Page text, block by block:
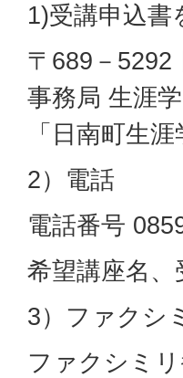
1)受講申込
〒689－5292
事務局 生涯
「日南町生
2）電話
電話番号
希望講座名
3）ファクシ
ファクシミ